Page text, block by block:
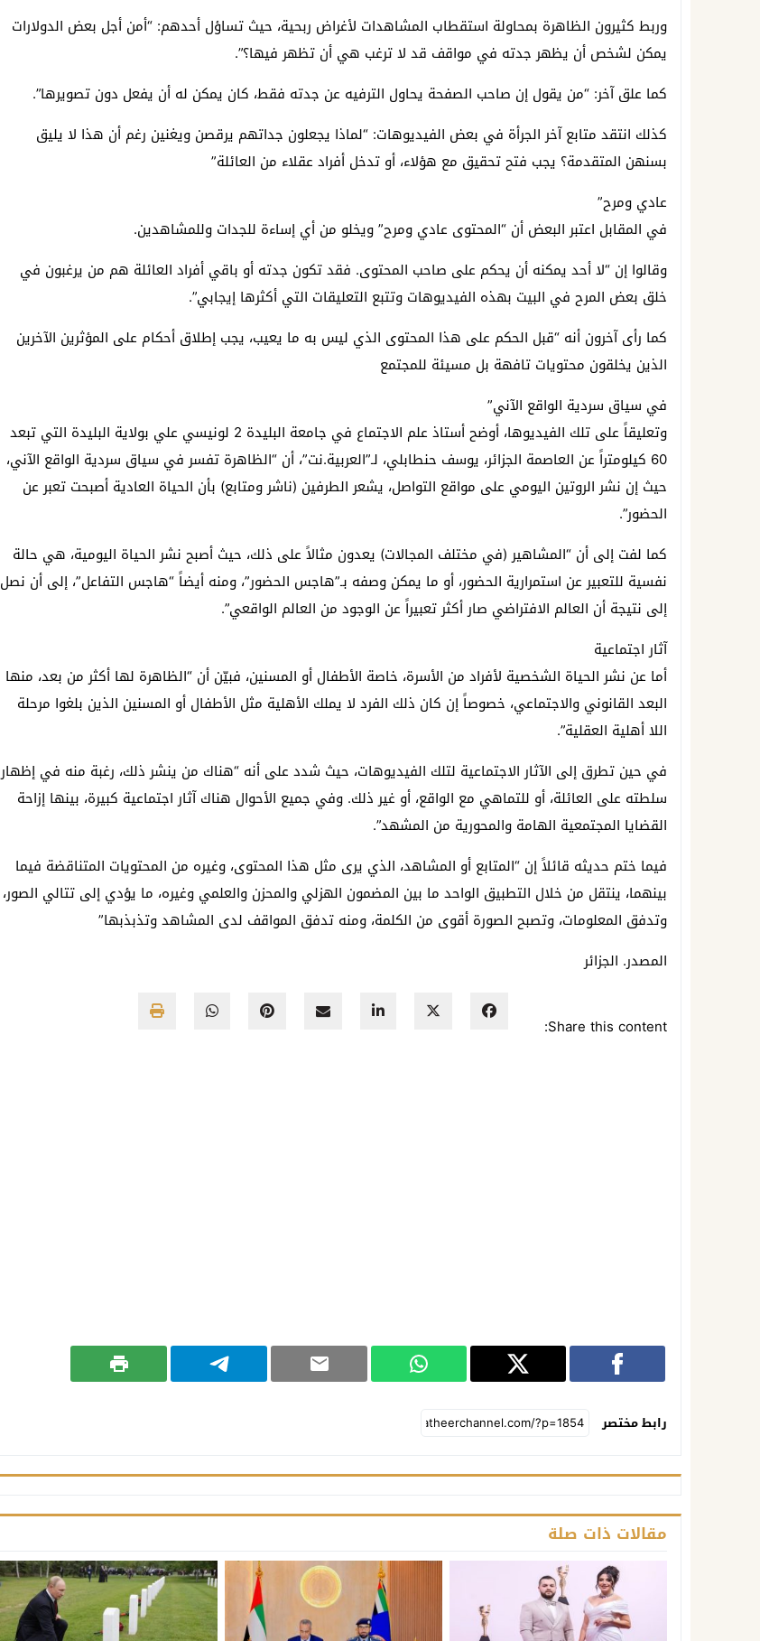
وربط كثيرون الظاهرة بمحاولة استقطاب المشاهدات لأغراض ربحية، حيث تساؤل أحدهم: “أمن أجل بعض الدولارات
يمكن لشخص أن يظهر جدته في مواقف قد لا ترغب هي أن تظهر فيها؟”.
كما علق آخر: “من يقول إن صاحب الصفحة يحاول الترفيه عن جدته فقط، كان يمكن له أن يفعل دون تصويرها”.
كذلك انتقد متابع آخر الجرأة في بعض الفيديوهات: “لماذا يجعلون جداتهم يرقصن ويغنين رغم أن هذا لا يليق
بسنهن المتقدمة؟ يجب فتح تحقيق مع هؤلاء، أو تدخل أفراد عقلاء من العائلة”
عادي ومرح”
في المقابل اعتبر البعض أن “المحتوى عادي ومرح” ويخلو من أي إساءة للجدات وللمشاهدين.
وقالوا إن “لا أحد يمكنه أن يحكم على صاحب المحتوى. فقد تكون جدته أو باقي أفراد العائلة هم من يرغبون في
خلق بعض المرح في البيت بهذه الفيديوهات وتتبع التعليقات التي أكثرها إيجابي”.
كما رأى آخرون أنه “قبل الحكم على هذا المحتوى الذي ليس به ما يعيب، يجب إطلاق أحكام على المؤثرين الآخرين
الذين يخلقون محتويات تافهة بل مسيئة للمجتمع
في سياق سردية الواقع الآني”
وتعليقاً على تلك الفيديوها، أوضح أستاذ علم الاجتماع في جامعة البليدة 2 لونيسي علي بولاية البليدة التي تبعد
60 كيلومتراً عن العاصمة الجزائر، يوسف حنطابلي، لـ”العربية.نت”، أن “الظاهرة تفسر في سياق سردية الواقع الآني،
حيث إن نشر الروتين اليومي على مواقع التواصل، يشعر الطرفين (ناشر ومتابع) بأن الحياة العادية أصبحت تعبر عن
الحضور”.
كما لفت إلى أن “المشاهير (في مختلف المجالات) يعدون مثالاً على ذلك، حيث أصبح نشر الحياة اليومية، هي حالة
نفسية للتعبير عن استمرارية الحضور، أو ما يمكن وصفه بـ”هاجس الحضور”، ومنه أيضاً “هاجس التفاعل”، إلى أن نصل
إلى نتيجة أن العالم الافتراضي صار أكثر تعبيراً عن الوجود من العالم الواقعي”.
آثار اجتماعية
أما عن نشر الحياة الشخصية لأفراد من الأسرة، خاصة الأطفال أو المسنين، فبيّن أن “الظاهرة لها أكثر من بعد، منها
البعد القانوني والاجتماعي، خصوصاً إن كان ذلك الفرد لا يملك الأهلية مثل الأطفال أو المسنين الذين بلغوا مرحلة
اللا أهلية العقلية”.
في حين تطرق إلى الآثار الاجتماعية لتلك الفيديوهات، حيث شدد على أنه “هناك من ينشر ذلك، رغبة منه في إظهار
سلطته على العائلة، أو للتماهي مع الواقع، أو غير ذلك. وفي جميع الأحوال هناك آثار اجتماعية كبيرة، بينها إزاحة
القضايا المجتمعية الهامة والمحورية من المشهد”.
فيما ختم حديثه قائلاً إن “المتابع أو المشاهد، الذي يرى مثل هذا المحتوى، وغيره من المحتويات المتناقضة فيما
بينهما، ينتقل من خلال التطبيق الواحد ما بين المضمون الهزلي والمحزن والعلمي وغيره، ما يؤدي إلى تتالي الصور،
وتدفق المعلومات، وتصبح الصورة أقوى من الكلمة، ومنه تدفق المواقف لدى المشاهد وتذبذبها”
المصدر. الجزائر
Share this content:
رابط مختصر
مقالات ذات صلة